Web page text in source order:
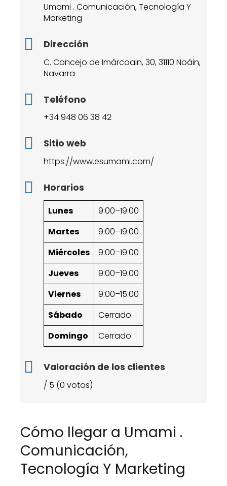
Umami . Comunicación, Tecnología Y
Marketing
Dirección
C. Concejo de Imárcoain, 30, 31110 Noáin,
Navarra
Teléfono
+34 948 06 38 42
Sitio web
https://www.esumami.com/
Horarios
Lunes
9:00–19:00
Martes
9:00–19:00
Miércoles
9:00–19:00
Jueves
9:00–19:00
Viernes
9:00–15:00
Sábado
Cerrado
Domingo
Cerrado
Valoración de los clientes
/ 5 (0 votos)
Cómo llegar a Umami .
Comunicación,
Tecnología Y Marketing